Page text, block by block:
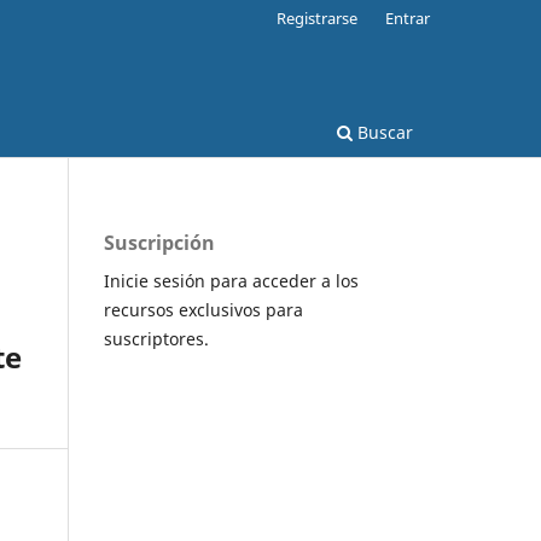
Buscar
Registrarse Entrar
Suscripción
Inicie sesión para acceder a los
recursos exclusivos para
suscriptores.